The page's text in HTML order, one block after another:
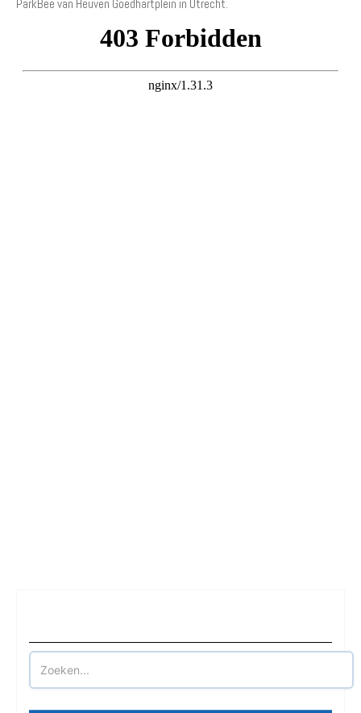
ParkBee van Heuven Goedhartplein in Utrecht.